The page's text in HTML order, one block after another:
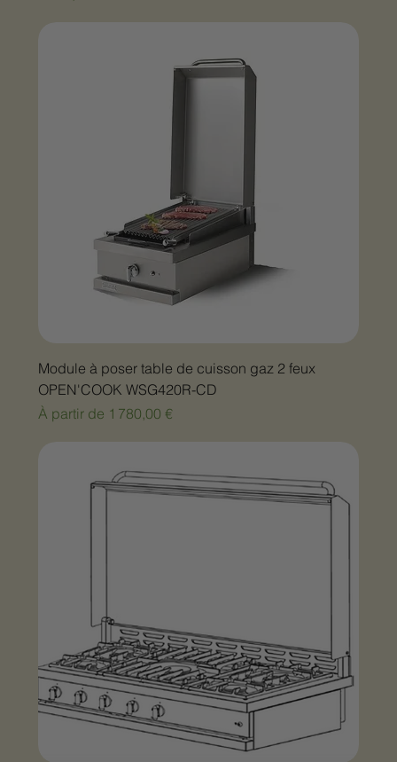
Module à poser table de cuisson gaz 2 feux
OPEN'COOK WSG420R-CD
À partir de 1 780,00 €
Prix promotionnel